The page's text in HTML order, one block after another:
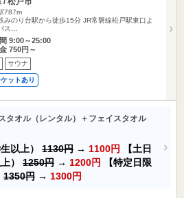
787m
みのり台駅から徒歩15分 JR常磐線松戸駅東口よ
ス…
9:00～25:00
750円～
サウナ
ットあり
タオル（レンタル）＋フェイスタオル
以上） 1130円 → 1100円
【土日
） 1250円 → 1200円
【特定日限
1350円 → 1300円